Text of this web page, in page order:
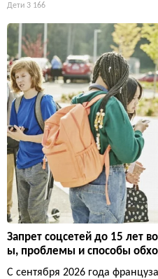
Дети 3 166
Запрет соцсетей до 15 лет
ы, проблемы и способы
С сентября 2026 года